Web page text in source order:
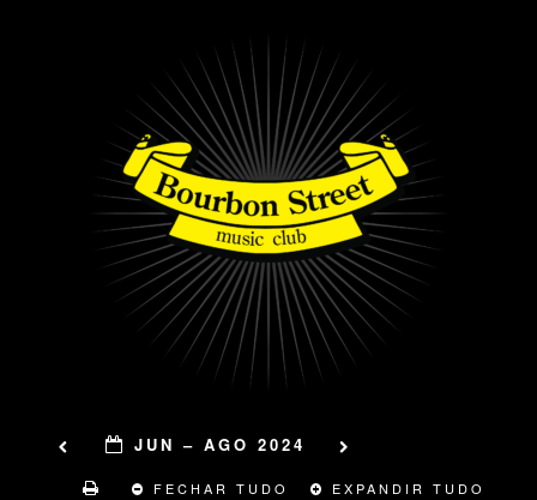
JUN – AGO 2024
FECHAR TUDO EXPANDIR TUDO